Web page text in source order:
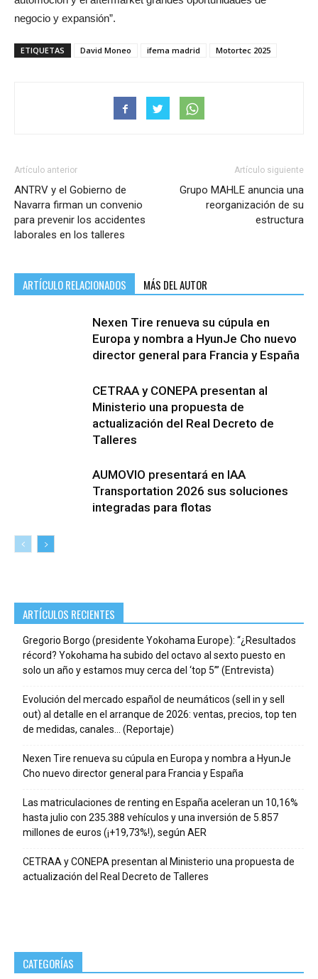
negocio y expansión”.
ETIQUETAS David Moneo ifema madrid Motortec 2025
Artículo anterior
ANTRV y el Gobierno de
Navarra firman un convenio
para prevenir los accidentes
laborales en los talleres
Artículo siguiente
Grupo MAHLE anuncia una
reorganización de su
estructura
ARTÍCULO RELACIONADOS MÁS DEL AUTOR
Nexen Tire renueva su cúpula en
Europa y nombra a HyunJe Cho nuevo
director general para Francia y España
CETRAA y CONEPA presentan al
Ministerio una propuesta de
actualización del Real Decreto de
Talleres
AUMOVIO presentará en IAA
Transportation 2026 sus soluciones
integradas para flotas
ARTÍCULOS RECIENTES
Gregorio Borgo (presidente Yokohama Europe): “¿Resultados
récord? Yokohama ha subido del octavo al sexto puesto en
solo un año y estamos muy cerca del ‘top 5’” (Entrevista)
Evolución del mercado español de neumáticos (sell in y sell
out) al detalle en el arranque de 2026: ventas, precios, top ten
de medidas, canales… (Reportaje)
Nexen Tire renueva su cúpula en Europa y nombra a HyunJe
Cho nuevo director general para Francia y España
Las matriculaciones de renting en España aceleran un 10,16%
hasta julio con 235.388 vehículos y una inversión de 5.857
millones de euros (¡+19,73%!), según AER
CETRAA y CONEPA presentan al Ministerio una propuesta de
actualización del Real Decreto de Talleres
CATEGORÍAS